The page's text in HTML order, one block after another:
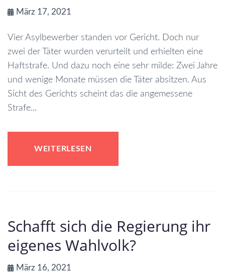
März 17, 2021
Vier Asylbewerber standen vor Gericht. Doch nur
zwei der Täter wurden verurteilt und erhielten eine
Haftstrafe. Und dazu noch eine sehr milde: Zwei Jahre
und wenige Monate müssen die Täter absitzen. Aus
Sicht des Gerichts scheint das die angemessene
Strafe...
WEITERLESEN
Schafft sich die Regierung ihr
eigenes Wahlvolk?
März 16, 2021